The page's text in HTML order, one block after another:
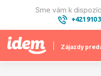
Sme vám k
+421 910
Zájazdy